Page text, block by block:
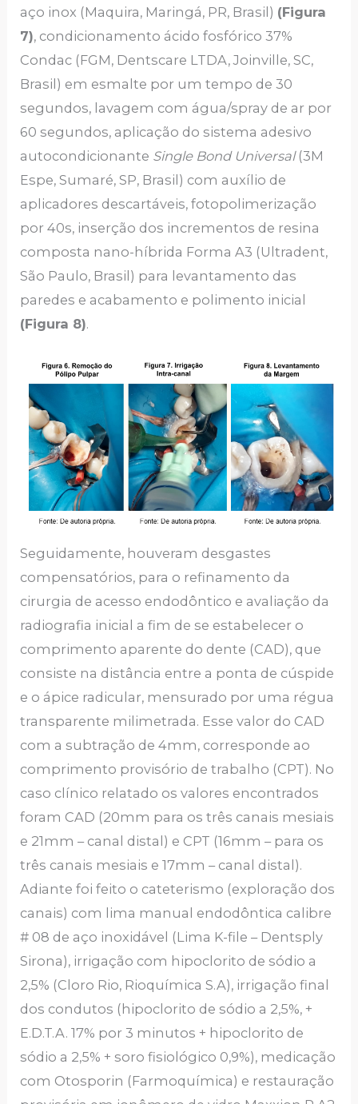
aço inox (Maquira, Maringá, PR, Brasil) (Figura
7), condicionamento ácido fosfórico 37%
Condac (FGM, Dentscare LTDA, Joinville, SC,
Brasil) em esmalte por um tempo de 30
segundos, lavagem com água/spray de ar por
60 segundos, aplicação do sistema adesivo
autocondicionante Single Bond Universal(3M
Espe, Sumaré, SP, Brasil) com auxílio de
aplicadores descartáveis, fotopolimerização
por 40s, inserção dos incrementos de resina
composta nano-híbrida Forma A3 (Ultradent,
São Paulo, Brasil) para levantamento das
paredes e acabamento e polimento inicial
(Figura 8).
Seguidamente, houveram desgastes
compensatórios, para o refinamento da
cirurgia de acesso endodôntico e avaliação da
radiografia inicial a fim de se estabelecer o
comprimento aparente do dente (CAD), que
consiste na distância entre a ponta de cúspide
e o ápice radicular, mensurado por uma régua
transparente milimetrada. Esse valor do CAD
com a subtração de 4mm, corresponde ao
comprimento provisório de trabalho (CPT). No
caso clínico relatado os valores encontrados
foram CAD (20mm para os três canais mesiais
e 21mm – canal distal) e CPT (16mm – para os
três canais mesiais e 17mm – canal distal).
Adiante foi feito o cateterismo (exploração dos
canais) com lima manual endodôntica calibre
# 08 de aço inoxidável (Lima K-file – Dentsply
Sirona), irrigação com hipoclorito de sódio a
2,5% (Cloro Rio, Rioquímica S.A), irrigação final
dos condutos (hipoclorito de sódio a 2,5%, +
E.D.T.A. 17% por 3 minutos + hipoclorito de
sódio a 2,5% + soro fisiológico 0,9%), medicação
com Otosporin (Farmoquímica) e restauração